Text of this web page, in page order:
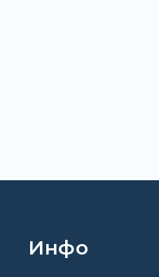
Инфо